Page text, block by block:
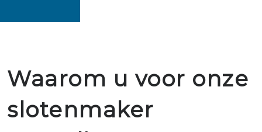
Waarom u voor onze
slotenmaker